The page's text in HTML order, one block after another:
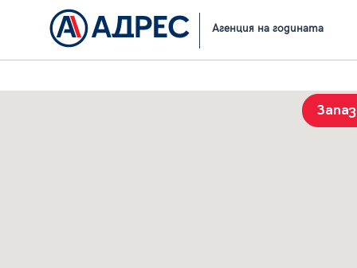
Агенция на годината
Начало Резултати от търсене